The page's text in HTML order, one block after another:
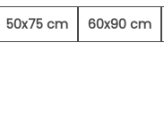
50x75 cm 60x90 cm